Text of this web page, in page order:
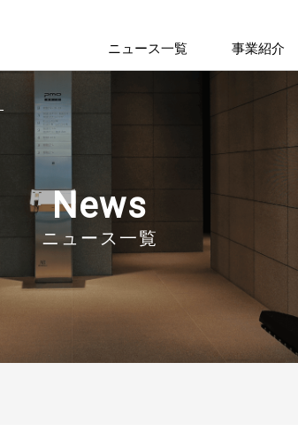
ニュース一覧 事業紹介
News
ニュース一覧